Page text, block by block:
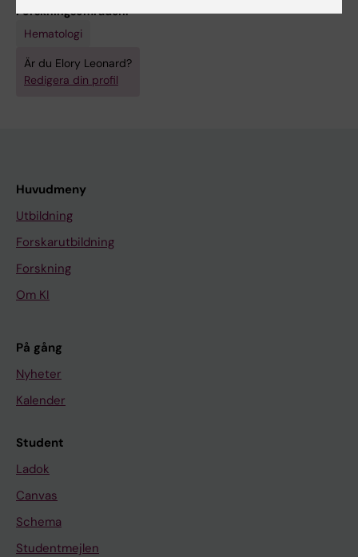
Forskningsområden:
Hematologi
Är du Elory Leonard?
Redigera din profil
Huvudmeny
Utbildning
Forskarutbildning
Forskning
Om KI
På gång
Nyheter
Kalender
Student
Ladok
Canvas
Schema
Studentmejlen